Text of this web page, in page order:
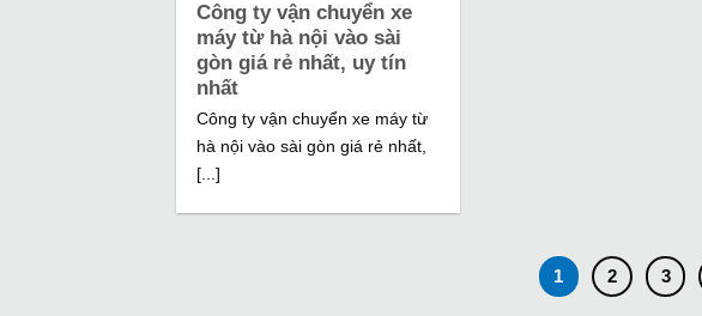
Công ty vận chuyển xe
máy từ hà nội vào sài
gòn giá rẻ nhất, uy tín
nhất
Công ty vận chuyển xe máy từ
hà nội vào sài gòn giá rẻ nhất,
[...]
1 2 3